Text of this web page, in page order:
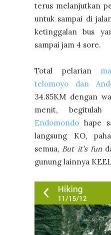
terus melanjutkan
untuk sampai di
ketinggalan bus
sampai jam 4 sore.
Total pelarian
telomoyo dan
34.85KM dengan
menit,
Endomondo hape
langsung KO,
semua, But it’s fun
gunung lainnya